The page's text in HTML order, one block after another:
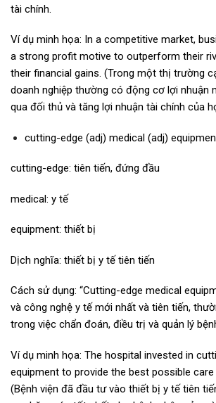
tài chính.
Ví dụ minh họa: In a competitive market,
a strong profit motive to outperform their
their financial gains. (Trong một thị trường
doanh nghiệp thường có động cơ lợi nhuận
qua đối thủ và tăng lợi nhuận tài chính của
cutting-edge (adj) medical (adj)
cutting-edge: tiên tiến, đứng đầu
medical: y tế
equipment: thiết bị
Dịch nghĩa: thiết bị y tế tiên tiến
Cách sử dụng: “Cutting-edge medical
và công nghệ y tế mới nhất và tiên tiến,
trong việc chẩn đoán, điều trị và quản lý
Ví dụ minh họa: The hospital invested in
equipment to provide the best possible
(Bệnh viện đã đầu tư vào thiết bị y tế tiên